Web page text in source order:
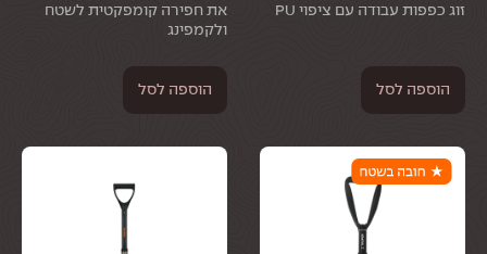
זוג כפפות עבודה עם ציפוי PU
הוספה לסל
את חפירה קומפקטית לשטח
ולקמפינג
הוספה לסל